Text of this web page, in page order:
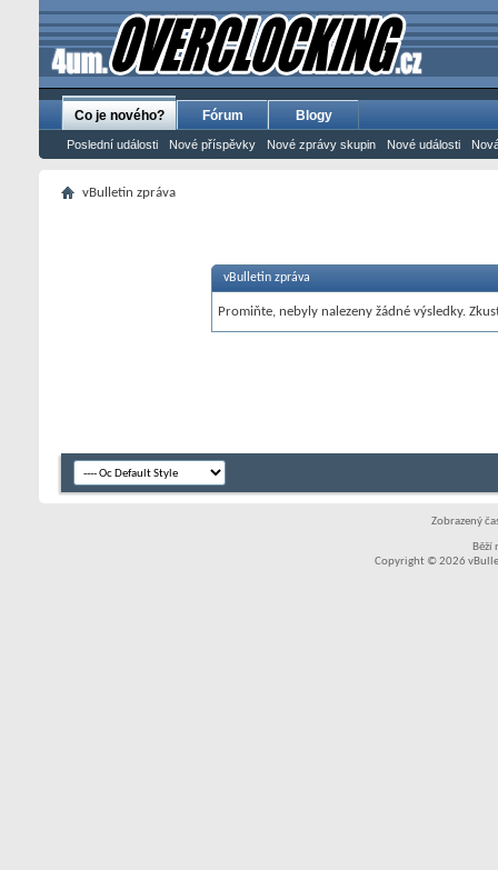
Co je nového?
Poslední události Nové příspěvky Nové zprávy skupin Nové události
Fórum Blogy
vBulletin zpráva
vBulletin zpráva
Promiňte, nebyly nalezeny žádné výsledky.
Zobrazený
Běží
Copyright © 2026